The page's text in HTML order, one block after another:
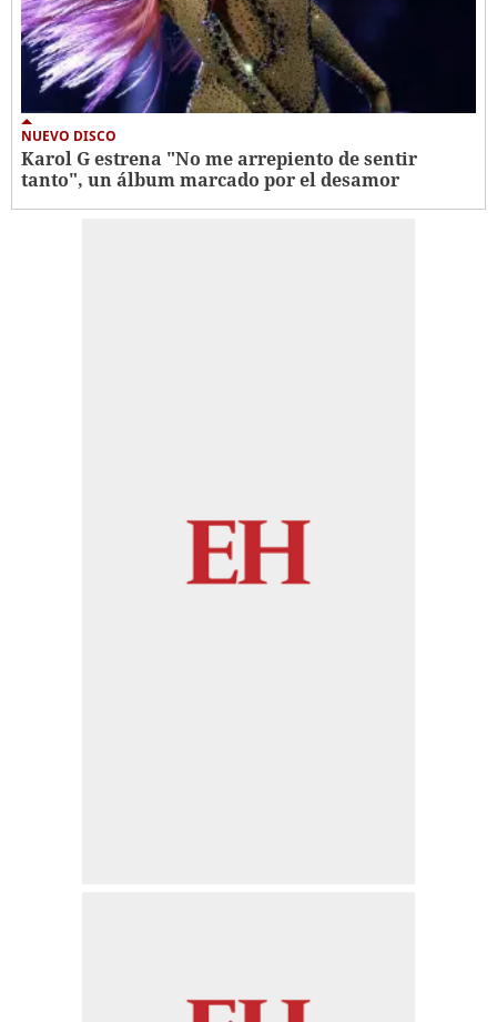
NUEVO DISCO
Karol G estrena "No me arrepiento de sentir
tanto", un álbum marcado por el desamor